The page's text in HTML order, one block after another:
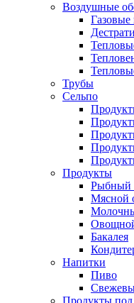
Воздушные
Газовые
Трубы
Сельпо
Продукты
Рыбный
Мясной
Бакалея
Напитки
Пиво
Продукты под